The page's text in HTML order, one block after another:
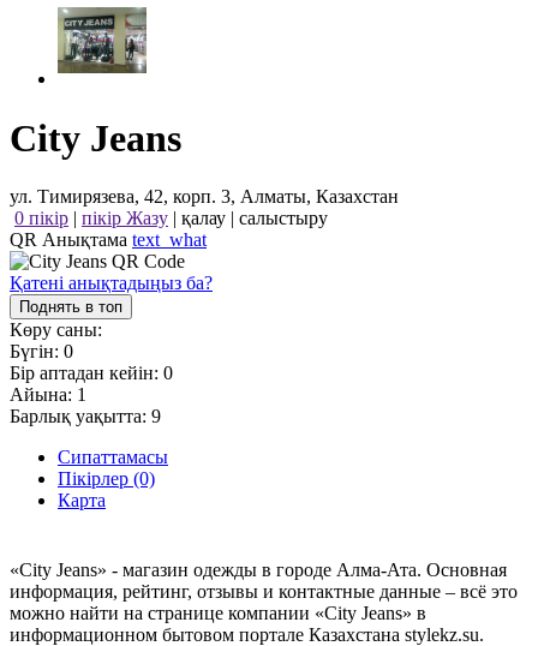
City Jeans
ул. Тимирязева, 42, корп. 3, Алматы, Казахстан
0 пікір | пікір Жазу | қалау | салыстыру
QR Анықтама text_what
Қатені анықтадыңыз ба?
Поднять в топ
Көру саны:
Бүгін: 0
Бір аптадан кейін: 0
Айына: 1
Барлық уақытта: 9
Сипаттамасы
Пікірлер (0)
Карта
«City Jeans» - магазин одежды в городе Алма-Ата. Основная
информация, рейтинг, отзывы и контактные данные – всё это
можно найти на странице компании «City Jeans» в
информационном бытовом портале Казахстана stylekz.su.